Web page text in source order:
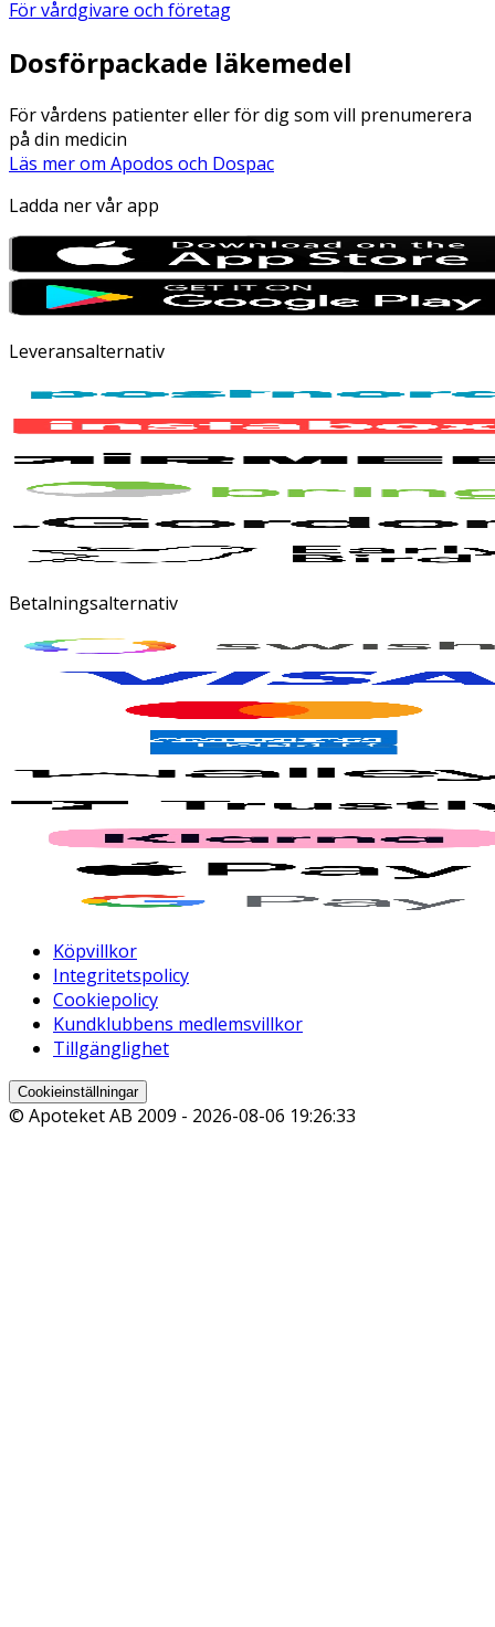
För vårdgivare och företag
Dosförpackade läkemedel
För vårdens patienter eller för dig som vill prenumerera
på din medicin
Läs mer om Apodos och Dospac
Ladda ner vår app
Leveransalternativ
Betalningsalternativ
Köpvillkor
Integritetspolicy
Cookiepolicy
Kundklubbens medlemsvillkor
Tillgänglighet
Cookieinställningar
© Apoteket AB 2009 - 2026-08-06 19:26:33